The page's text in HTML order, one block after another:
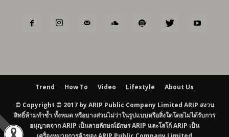
Trend How To Video Lifestyle About Us
© Copyright © 2017 by ARIP Public Company Limited ARIP สงวน
สิทธิ์ห้ามทำซ้ำ ทั้งหมด หรือบางส่วนไม่ว่าในรูปแบบหรือสิ่งใดโดยไม่ได้รับการ
อนุญาตจาก ARIP เป็นลายลักษณ์อักษร ARIP และโลโก้ ARIP เป็น